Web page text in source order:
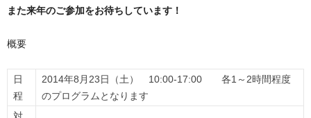
また来年のご参加をお待ちしています！
概要
日
程
2014年8月23日（土） 10:00-17:00 各1～2時間程度
のプログラムとなります